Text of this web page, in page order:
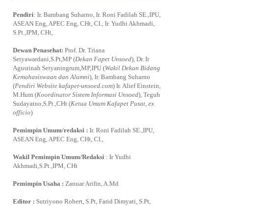
Pendiri: Ir. Bambang Suharno, Ir. Roni Fadilah SE.,IPU,
ASEAN Eng, APEC Eng, CHt, CI., Ir. Yudhi Akhmadi,
S.Pt.,IPM, CHt,
Dewan Penasehat: Prof. Dr. Triana
Setyawardani,S.Pt,MP (Dekan Fapet Unsoed), Dr. Ir
Agustinah Setyaningrum,MP,IPU (Wakil Dekan Bidang
Kemahasiswaan dan Alumni), Ir. Bambang Suharno
(Pendiri Website kafapet-unsoed.com) Ir. Alief Einstein,
M.Hum (Koordinator Sistem Informasi Unsoed), Teguh
Sudayatno,S.Pt.,CHt (Ketua Umum Kafapet Pusat, ex
officio)
Pemimpin Umum/redaksi : Ir. Roni Fadilah SE.,IPU,
ASEAN Eng, APEC Eng, CHt, CI.,
Wakil Pemimpin Umum/Redaksi : Ir Yudhi
Akhmadi,S.Pt.,IPM, CHt
Pemimpin Usaha : Zanuar Arifin, A.Md
Editor : Sutriyono Robert, S.Pt, Farid Dimyati, S.Pt,